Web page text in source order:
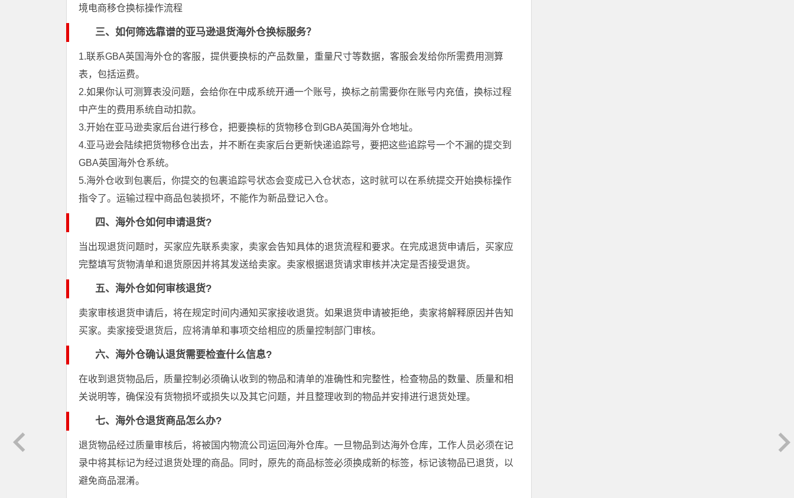
境电商移仓换标操作流程
三、如何筛选靠谱的亚马逊退货海外仓换标服务？
1.联系GBA英国海外仓的客服，提供要换标的产品数量，重量尺寸等数据，客服会发给你所需费用测算
表，包括运费。
2.如果你认可测算表没问题，会给你在中成系统开通一个账号，换标之前需要你在账号内充值，换标过程
中产生的费用系统自动扣款。
3.开始在亚马逊卖家后台进行移仓，把要换标的货物移仓到GBA英国海外仓地址。
4.亚马逊会陆续把货物移仓出去，并不断在卖家后台更新快递追踪号，要把这些追踪号一个不漏的提交到
GBA英国海外仓系统。
5.海外仓收到包裹后，你提交的包裹追踪号状态会变成已入仓状态，这时就可以在系统提交开始换标操作
指令了。运输过程中商品包装损坏，不能作为新品登记入仓。
四、海外仓如何申请退货?
当出现退货问题时，买家应先联系卖家，卖家会告知具体的退货流程和要求。在完成退货申请后，买家应
完整填写货物清单和退货原因并将其发送给卖家。卖家根据退货请求审核并决定是否接受退货。
五、海外仓如何审核退货?
卖家审核退货申请后，将在规定时间内通知买家接收退货。如果退货申请被拒绝，卖家将解释原因并告知
买家。卖家接受退货后，应将清单和事项交给相应的质量控制部门审核。
六、海外仓确认退货需要检查什么信息?
在收到退货物品后，质量控制必须确认收到的物品和清单的准确性和完整性，检查物品的数量、质量和相
关说明等，确保没有货物损坏或损失以及其它问题，并且整理收到的物品并安排进行退货处理。
七、海外仓退货商品怎么办?
退货物品经过质量审核后，将被国内物流公司运回海外仓库。一旦物品到达海外仓库，工作人员必须在记
录中将其标记为经过退货处理的商品。同时，原先的商品标签必须换成新的标签，标记该物品已退货，以
避免商品混淆。